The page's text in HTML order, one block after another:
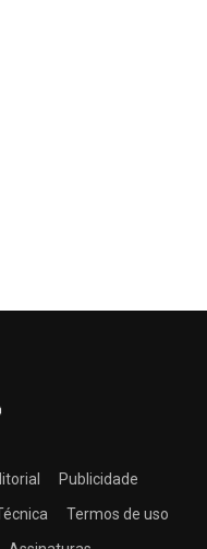
Publicidade
Termos de uso